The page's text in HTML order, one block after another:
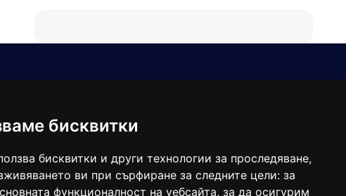
бисквитки
бисквитки и други технологии за проследяване,
ви при сърфиране за следните цели: за
функционалност на уебсайта, за да осигурим
balgarkanews@gmail.com